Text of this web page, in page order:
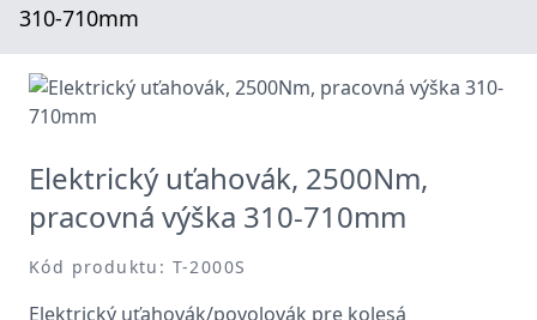
310-710mm
Elektrický uťahovák, 2500Nm,
pracovná výška 310-710mm
Kód produktu: T-2000S
Elektrický uťahovák/povolovák pre kolesá